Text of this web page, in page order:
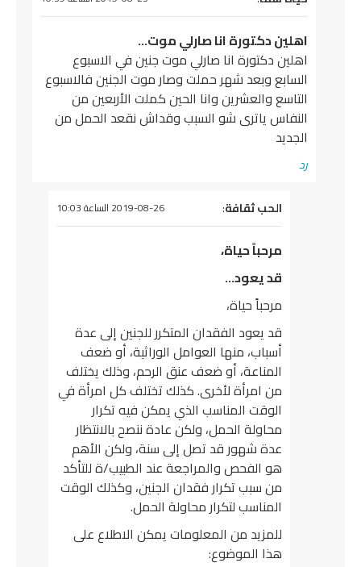
دكتورة انا صارلي موت…
دكتورة انا صارلي موت جنين في الاسبوع
وبعد شهر حملت وصار موت الجنين فالاسبوع
والعشرين وانا الحين كملت الأربعين من
ياترى شو السبب وقداش نقعد الحمل من
:
مرحباً حياة،
قد يعود الفقدان المتكرر للجنين إلى عدة
أسباب، منها العوامل الوراثية، أو ضعف
المناعة، أو ضعف عنق الرحم، وذلك يختلف
من امرأة لأخرى. كذلك تختلف كل امرأة في
الوقت المناسب الذي يمكن فيه تكرار
محاولة الحمل، ولكن عادة ننصح بالانتظار
عدة شهور قد تصل إلى سنة، ولكن الأهم
هو الفحص والمراجعة عند الطبيب/ة للتأكد
من سبب تكرار فقدان الجنين، وكذلك الوقت
المناسب لتكرار محاولة الحمل.
للمزيد من المعلومات يمكن الاطلاع على
هذا الموضوع: